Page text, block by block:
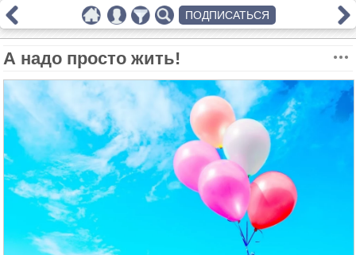
А надо просто жить!
ПОДПИСАТЬСЯ